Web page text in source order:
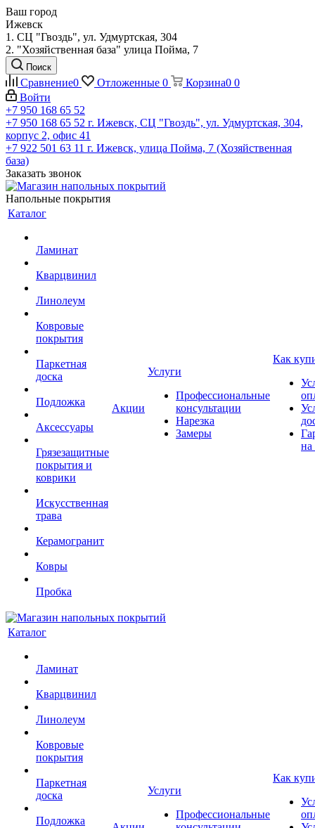
Ваш город
Ижевск
1. СЦ "Гвоздь", ул. Удмуртская, 304
2. "Хозяйственная база" улица Пойма, 7
Поиск
Сравнение0 Отложенные 0 Корзина0 0
Войти
+7 950 168 65 52
+7 950 168 65 52 г. Ижевск, СЦ "Гвоздь", ул. Удмуртская, 304,
корпус 2, офис 41
+7 922 501 63 11 г. Ижевск, улица Пойма, 7 (Хозяйственная
база)
Заказать звонок
Напольные покрытия
Каталог
Ламинат
Кварцвинил
Линолеум
Ковровые
покрытия
Паркетная
доска
Подложка
Аксессуары
Грязезащитные
покрытия и
коврики
Искусственная
трава
Керамогранит
Ковры
Пробка
Акции
Услуги
Профессиональные
консультации
Нарезка
Замеры
Как
на
Каталог
Ламинат
Кварцвинил
Линолеум
Ковровые
покрытия
Паркетная
доска
Подложка
Услуги
Профессиональные
Как